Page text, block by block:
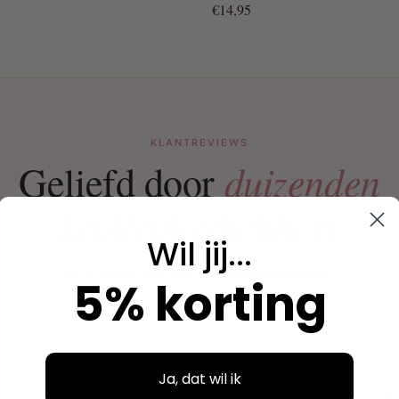
€14,95
KLANTREVIEWS
Geliefd door duizenden
krullenliefhebbers
Echte ervaringen van geverifieerde klanten.
Wil jij...
5% korting
Ja, dat wil ik